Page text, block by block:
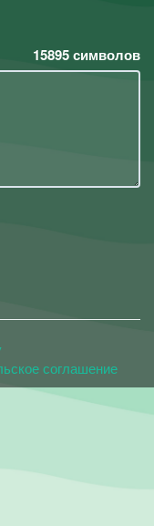
15895символов
соглашение